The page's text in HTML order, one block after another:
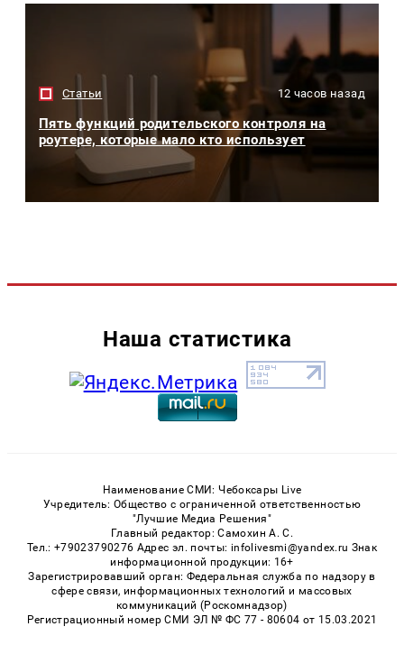
Статьи 12 часов назад
Пять функций родительского контроля на
роутере, которые мало кто использует
Наша статистика
Наименование СМИ: Чебоксары Live
Учредитель: Общество с ограниченной ответственностью
"Лучшие Медиа Решения"
Главный редактор: Самохин А. С.
Тел.: +79023790276 Адрес эл. почты: infolivesmi@yandex.ru Знак
информационной продукции: 16+
Зарегистрировавший орган: Федеральная служба по надзору в
сфере связи, информационных технологий и массовых
коммуникаций (Роскомнадзор)
Регистрационный номер СМИ ЭЛ № ФС 77 - 80604 от 15.03.2021